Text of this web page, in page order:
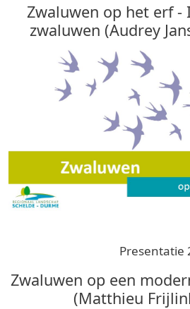
Zwaluwen op het erf
zwaluwen (Audrey
Presentatie
Zwaluwen op een
(Matthieu